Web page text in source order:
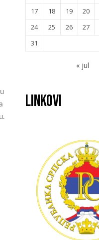
17
18 19 20
24
25 26 27
31
« jul
Linkovi